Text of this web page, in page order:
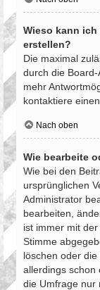
Wieso kann
erstellen?
Die maximal
durch die
mehr
kontaktiere
Nach oben
Wie bearbeite
Wie bei den
ursprünglichen
Administrator
bearbeiten,
ist immer mit
Stimme
löschen oder
allerdings schon
die Umfrage nur